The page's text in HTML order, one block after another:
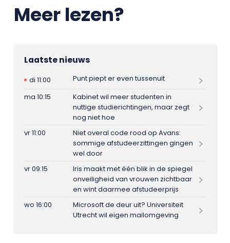
Meer lezen?
Laatste nieuws
di 11:00
Punt piept er even tussenuit
ma 10:15
Kabinet wil meer studenten in
nuttige studierichtingen, maar zegt
nog niet hoe
vr 11:00
Niet overal code rood op Avans:
sommige afstudeerzittingen gingen
wel door
vr 09:15
Iris maakt met één blik in de spiegel
onveiligheid van vrouwen zichtbaar
en wint daarmee afstudeerprijs
wo 16:00
Microsoft de deur uit? Universiteit
Utrecht wil eigen mailomgeving